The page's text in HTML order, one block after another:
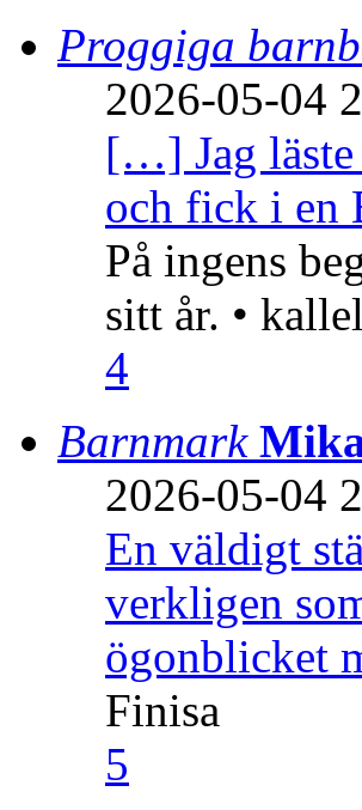
Proggiga
2026-05-04
[…] Jag läste
och fick i en
På ingens
sitt år. •
4
Barnmark
2026-05-04
En väldigt
verkligen
ögonblicket
Finisa
5